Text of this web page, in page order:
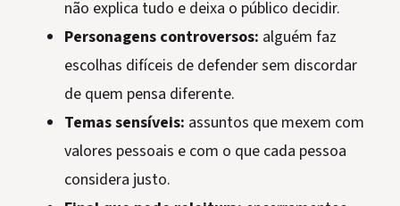
não explica tudo e deixa o público decidir.
Personagens controversos: alguém faz
escolhas difíceis de defender sem discordar
de quem pensa diferente.
Temas sensíveis: assuntos que mexem com
valores pessoais e com o que cada pessoa
considera justo.